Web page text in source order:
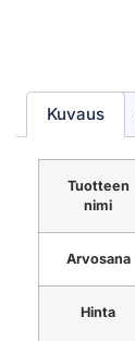
Kuvaus
Tuotteen
nimi
Arvosana
Hinta